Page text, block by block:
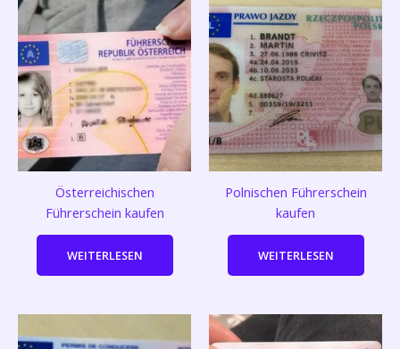
Österreichischen
Führerschein kaufen
WEITERLESEN
Polnischen Führerschein
kaufen
WEITERLESEN